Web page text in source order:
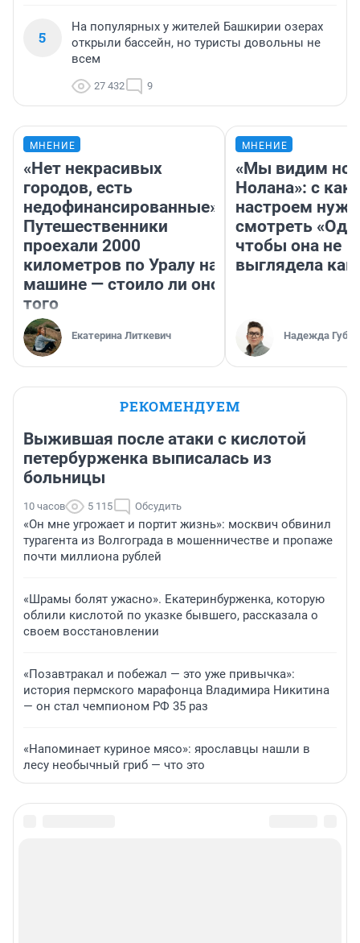
5
На популярных у жителей Башкирии озерах
открыли бассейн, но туристы довольны не
всем
27 432 9
МНЕНИЕ
«Нет некрасивых
городов, есть
недофинансированные».
Путешественники
проехали 2000
километров по Уралу на
машине — стоило ли оно
того
Екатерина Литкевич
МНЕНИЕ
«Мы видим
Нолана»: с
настроем
смотреть
чтобы она не
выглядела как
Надежда
РЕКОМЕНДУЕМ
Выжившая после атаки с кислотой
петербурженка выписалась из
больницы
10 часов 5 115 Обсудить
«Он мне угрожает и портит жизнь»: москвич обвинил
турагента из Волгограда в мошенничестве и пропаже
почти миллиона рублей
«Шрамы болят ужасно». Екатеринбурженка, которую
облили кислотой по указке бывшего, рассказала о
своем восстановлении
«Позавтракал и побежал — это уже привычка»:
история пермского марафонца Владимира Никитина
— он стал чемпионом РФ 35 раз
«Напоминает куриное мясо»: ярославцы нашли в
лесу необычный гриб — что это